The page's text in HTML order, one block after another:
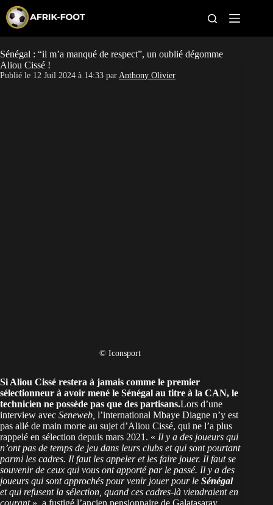
p
t
o
c
o
CAN féminine
Sénégal : “il m’a manqué de respect”, un oublié dégomme
Aliou Cissé !
Publié le 12 Juil 2024 à 14:33 par Anthony Olivier
© Iconsport
Si Aliou Cissé restera à jamais comme le premier
sélectionneur à avoir mené le Sénégal au titre à la CAN, le
technicien ne possède pas que des partisans.Lors d’une
interview avec Seneweb, l’international Mbaye Diagne n’y est
pas allé de main morte au sujet d’Aliou Cissé, qui ne l’a plus
rappelé en sélection depuis mars 2021. « Il y a des joueurs qui
n’ont pas de temps de jeu dans leurs clubs et qui sont pourtant
parmi les cadres. Il faut les appeler et les faire jouer. Il faut se
souvenir de ceux qui vous ont apporté par le passé. Il y a des
joueurs qui sont approchés pour venir jouer pour le Sénégal
et qui refusent la sélection, quand ces cadres-là viendraient en